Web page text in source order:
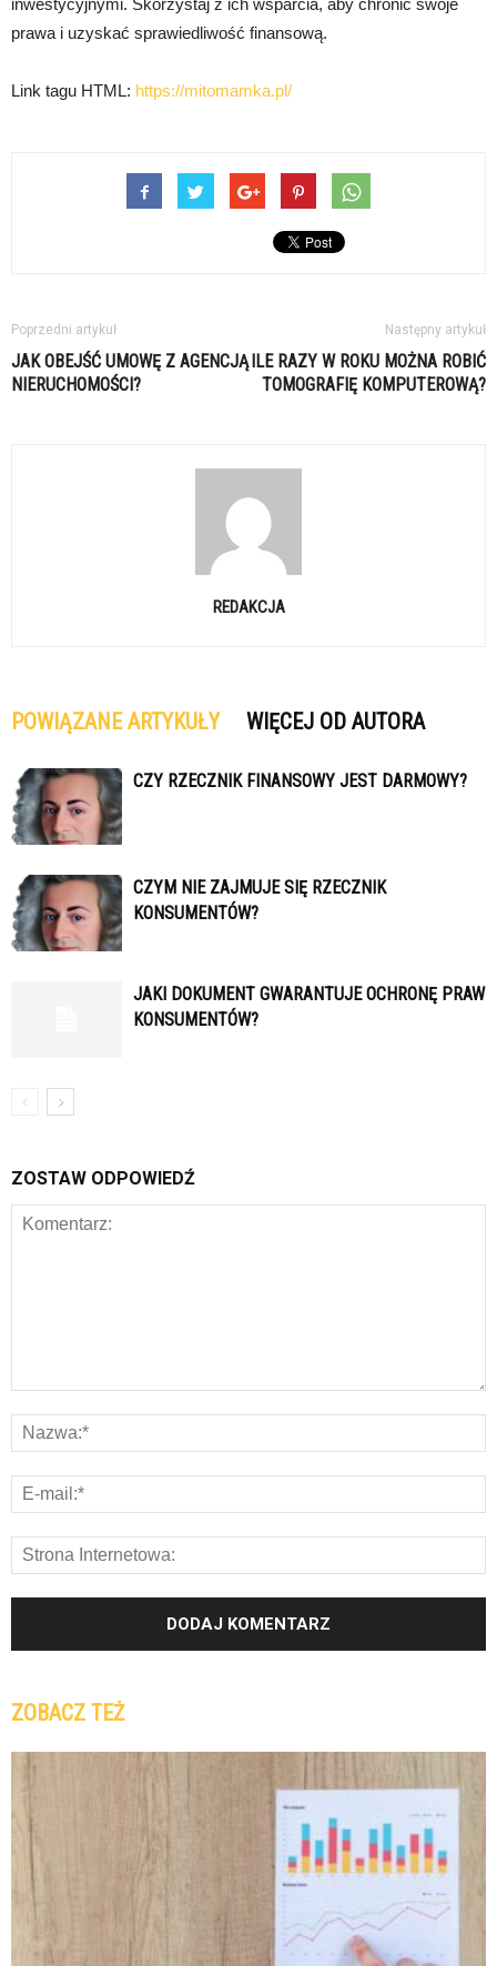
inwestycyjnymi. Skorzystaj z ich wsparcia, aby chronić swoje
prawa i uzyskać sprawiedliwość finansową.
Link tagu HTML: https://mitomamka.pl/
Poprzedni artykuł
JAK OBEJŚĆ UMOWĘ Z AGENCJĄ
NIERUCHOMOŚCI?
Następny artykuł
ILE RAZY W ROKU MOŻNA ROBIĆ
TOMOGRAFIĘ KOMPUTEROWĄ?
REDAKCJA
POWIĄZANE ARTYKUŁY WIĘCEJ OD AUTORA
CZY RZECZNIK FINANSOWY JEST DARMOWY?
CZYM NIE ZAJMUJE SIĘ RZECZNIK
KONSUMENTÓW?
JAKI DOKUMENT GWARANTUJE OCHRONĘ PRAW
KONSUMENTÓW?
ZOSTAW ODPOWIEDŹ
ZOBACZ TEŻ